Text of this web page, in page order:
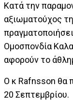
Κατά την
αξιωματούχος
Ομοσπονδία
αφορούν το
Ο κ Rafnsson θα
20 Σεπτεμβρίου.